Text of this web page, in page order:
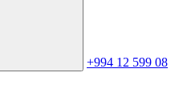
+994 12 599 08